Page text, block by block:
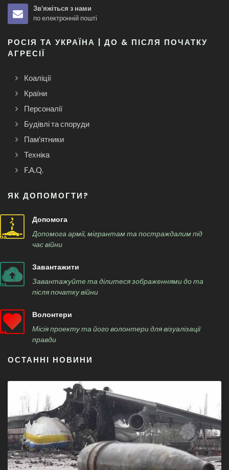
Зв'яжіться з нами
по електронній пошті
РОСІЯ ТА УКРАЇНА | ДО & ПІСЛЯ ПОЧАТКУ
АГРЕСІЇ
Коаліції
Країни
Персоналії
Будівлі та споруди
Пам'ятники
Техніка
F.A.Q.
ЯК ДОПОМОГТИ?
Допомога
Допомога армії, мігрантам та постраждалим під
час війни
Завантажити
Завантажуйте та ділитеся зображеннями до та
після початку війни
Волонтери
Місія проекту та його волонтери для візуалізації
правди
ОСТАННІ НОВИНИ